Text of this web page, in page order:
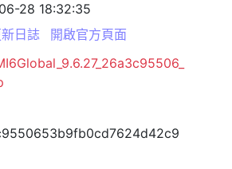
28 18:32:35
日誌
開啟官方頁面